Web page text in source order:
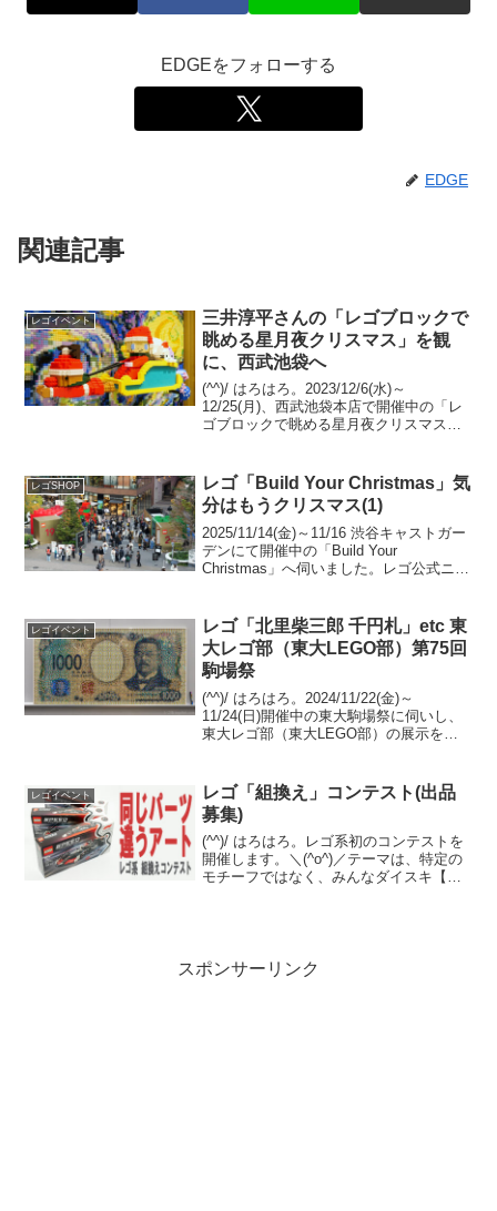
EDGEをフォローする
EDGE
関連記事
レゴイベント
三井淳平さんの「レゴブロックで
眺める星月夜クリスマス」を観
に、西武池袋へ
(^^)/ はろはろ。2023/12/6(水)～
12/25(月)、西武池袋本店で開催中の「レ
ゴブロックで眺める星月夜クリスマス」
星月夜クリスマス」を観に、伺...
レゴSHOP
レゴ「Build Your Christmas」気
分はもうクリスマス(1)
2025/11/14(金)～11/16 渋谷キャストガー
デンにて開催中の「Build Your
Christmas」へ伺いました。レゴ公式ニュ
式オンライ...
レゴイベント
レゴ「北里柴三郎 千円札」etc 東
大レゴ部（東大LEGO部）第75回
駒場祭
(^^)/ はろはろ。2024/11/22(金)～
11/24(日)開催中の東大駒場祭に伺いし、
東大レゴ部（東大LEGO部）の展示を観
レンジアカデミー」をアップします。
モ...
レゴイベント
レゴ「組換え」コンテスト(出品
募集)
(^^)/ はろはろ。レゴ系初のコンテストを
開催します。＼(^o^)／テーマは、特定の
モチーフではなく、みんなダイスキ【組
スポンサーリンク